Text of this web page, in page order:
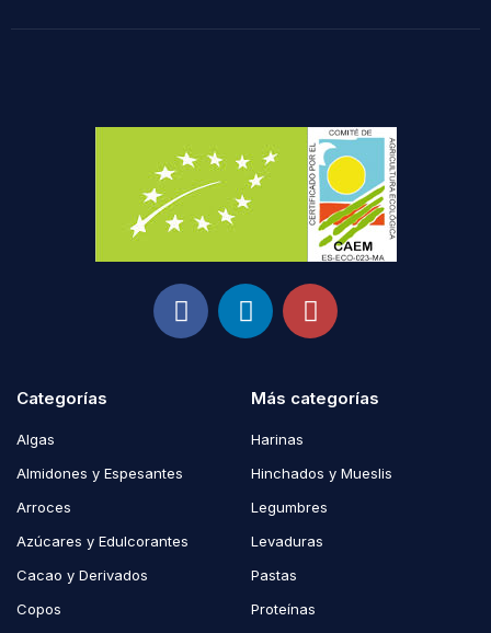
Categorías
Algas
Almidones y Espesantes
Arroces
Azúcares y Edulcorantes
Cacao y Derivados
Copos
Más categorías
Harinas
Hinchados y Mueslis
Legumbres
Levaduras
Pastas
Proteínas